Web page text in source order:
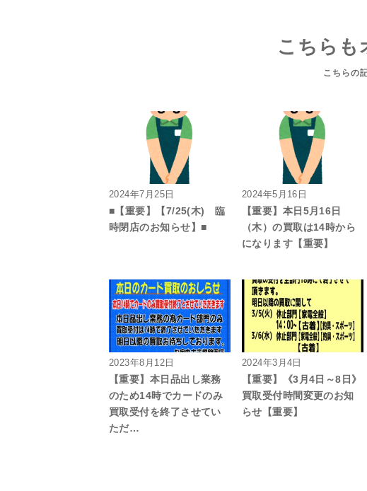
こちらも
2024年7月25日
■【重要】【7/25(木) 臨
時閉店のお知らせ】■
2024年5月16日
【重要】本日5月16日
（木）の買取は14時から
になります【重要】
2023年8月12日
【重要】本日品出し業務
のため14時でカードのみ
買取受付を終了させてい
ただ…
2024年3月4日
【重要】《3月4日～8日》
買取受付時間変更のお知
らせ【重要】